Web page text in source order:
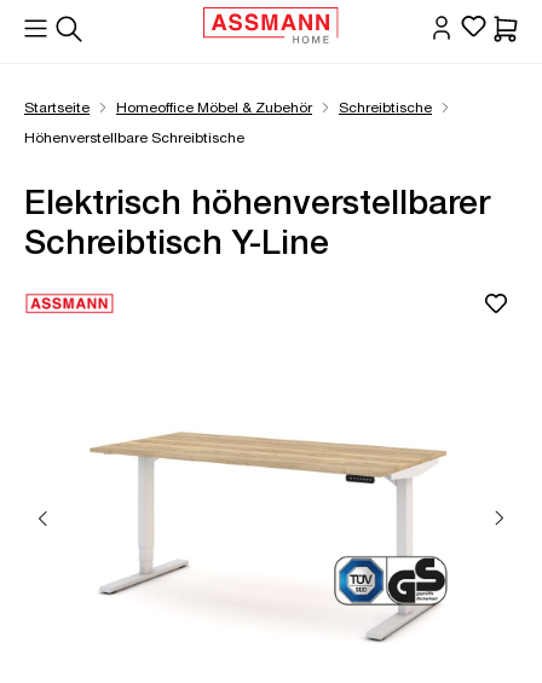
springen
Startseite Homeoffice Möbel & Zubehör
Schreibtische
Höhenverstellbare Schreibtische
Elektrisch höhenverstellbarer
Schreibtisch Y-Line